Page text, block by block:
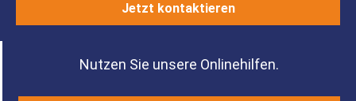
Jetzt kontaktieren
Nutzen Sie unsere Onlinehilfen.